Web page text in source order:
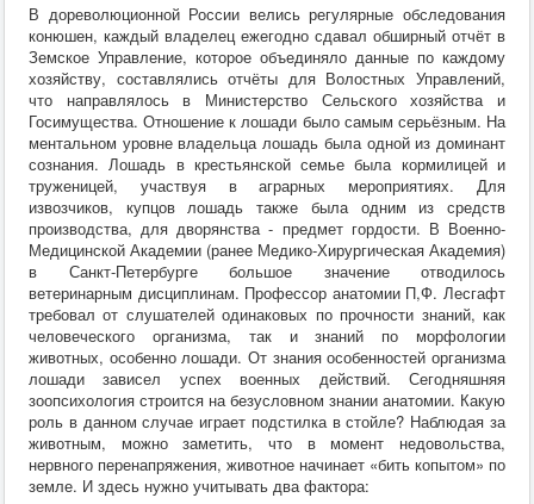
В дореволюционной России велись регулярные обследования
конюшен, каждый владелец ежегодно сдавал обширный отчёт в
Земское Управление, которое объединяло данные по каждому
хозяйству, составлялись отчёты для Волостных Управлений,
что направлялось в Министерство Сельского хозяйства и
Госимущества. Отношение к лошади было самым серьёзным. На
ментальном уровне владельца лошадь была одной из доминант
сознания. Лошадь в крестьянской семье была кормилицей и
труженицей, участвуя в аграрных мероприятиях. Для
извозчиков, купцов лошадь также была одним из средств
производства, для дворянства - предмет гордости. В Военно-
Медицинской Академии (ранее Медико-Хирургическая Академия)
в Санкт-Петербурге большое значение отводилось
ветеринарным дисциплинам. Профессор анатомии П,Ф. Лесгафт
требовал от слушателей одинаковых по прочности знаний, как
человеческого организма, так и знаний по морфологии
животных, особенно лошади. От знания особенностей организма
лошади зависел успех военных действий. Сегодняшняя
зоопсихология строится на безусловном знании анатомии. Какую
роль в данном случае играет подстилка в стойле? Наблюдая за
животным, можно заметить, что в момент недовольства,
нервного перенапряжения, животное начинает «бить копытом» по
земле. И здесь нужно учитывать два фактора: